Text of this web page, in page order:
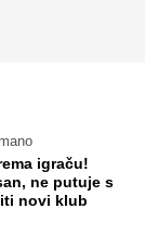
igraču!
ne putuje s
novi klub